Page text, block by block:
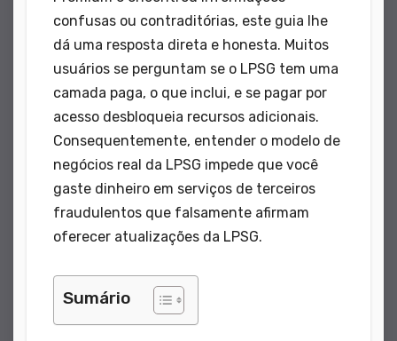
confusas ou contraditórias, este guia lhe
dá uma resposta direta e honesta. Muitos
usuários se perguntam se o LPSG tem uma
camada paga, o que inclui, e se pagar por
acesso desbloqueia recursos adicionais.
Consequentemente, entender o modelo de
negócios real da LPSG impede que você
gaste dinheiro em serviços de terceiros
fraudulentos que falsamente afirmam
oferecer atualizações da LPSG.
Sumário